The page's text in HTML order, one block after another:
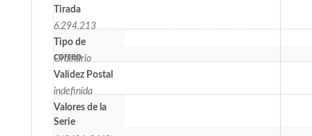
Tirada
6.294.213
Tipo de
correo
Ordinario
Validez Postal
indefinida
Valores de la
Serie